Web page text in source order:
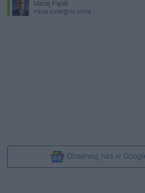
Maciej Piątek
maciej.piatek@ino.online
Obserwuj nas w